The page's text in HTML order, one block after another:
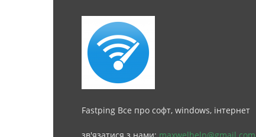
Fastping Все про софт, windows, інтернет